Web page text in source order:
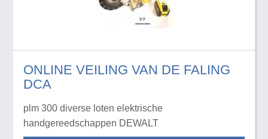
ONLINE VEILING VAN DE FALING
DCA
plm 300 diverse loten elektrische
handgereedschappen DEWALT